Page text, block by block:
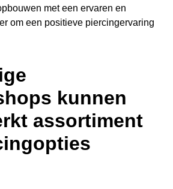
met een ervaren en
om een positieve piercingervaring
kunnen
assortiment